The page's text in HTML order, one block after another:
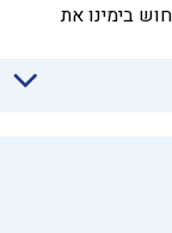
בימינו את